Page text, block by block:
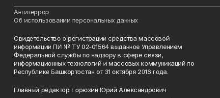
Антитеррор
Об использовании персональных данных
Свидетельство о регистрации средства массовой
информации ПИ № ТУ 02-01564 выданное Управлением
Федеральной службы по надзору в сфере связи,
информационных технологий и массовых коммуникаций по
Республике Башкортостан от 31 октября 2016 года.
Главный редактор: Горюхин Юрий Александрович